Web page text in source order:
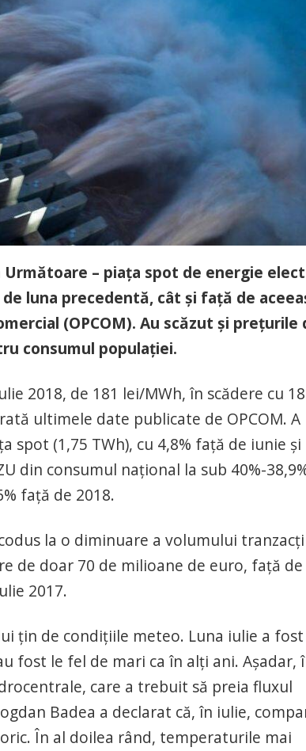
– piaţa spot de energie
luna precedentă, cât şi faţă de
(OPCOM). Au scăzut şi preţurile
consumul populaţiei.
2018, de 181 lei/MWh, în scădere cu
ultimele date publicate de OPCOM. A
(1,75 TWh), cu 4,8% faţă de iunie şi
din consumul naţional la sub 40%-
faţă de 2018.
la o diminuare a volumului
de doar 70 de milioane de euro, faţă de
2017.
ţin de condiţiile meteo. Luna iulie a
fost le fel de mari ca în alţi ani. Aşadar,
care a trebuit să preia fluxul
Badea a declarat că, în iulie,
În al doilea rând, temperaturile mai